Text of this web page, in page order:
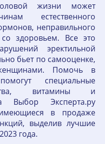
жизни может
естественного
неправильного
здоровьем. Все это
эректильной
бьет по самооценке,
Помочь в
специальные
витамины и
Выбор Эксперта.ру
в продаже
выделив лучшие
2023 года.